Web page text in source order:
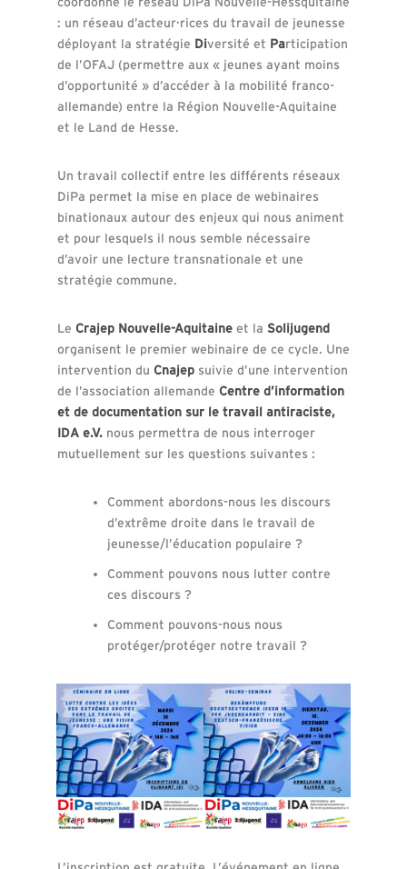
: un réseau d’acteur·rices du travail de jeunesse
déployant la stratégie Diversité et Participation
de l’OFAJ (permettre aux « jeunes ayant moins
d’opportunité » d’accéder à la mobilité franco-
allemande) entre la Région Nouvelle-Aquitaine
et le Land de Hesse.
Un travail collectif entre les différents réseaux
DiPa permet la mise en place de webinaires
binationaux autour des enjeux qui nous animent
et pour lesquels il nous semble nécessaire
d’avoir une lecture transnationale et une
stratégie commune.
Le Crajep Nouvelle-Aquitaineet la Solijugend
organisent le premier webinaire de ce cycle. Une
intervention du Cnajep suivie d’une intervention
de l’association allemande Centre d’information
et de documentation sur le travail antiraciste,
IDA e.V.nous permettra de nous interroger
mutuellement sur les questions suivantes :
Comment abordons-nous les discours
d’extrême droite dans le travail de
jeunesse/l’éducation populaire ?
Comment pouvons nous lutter contre
ces discours ?
Comment pouvons-nous nous
protéger/protéger notre travail ?